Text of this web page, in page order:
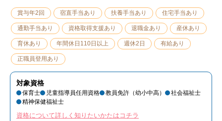
賞与年2回 宿直手当あり 扶養手当あり 住宅手当あり
通勤手当あり 資格取得支援あり 退職金あり 産休あり
育休あり 年間休日110日以上 週休2日 有給あり
正職員登用あり
対象資格
保育士 児童指導員任用資格 教員免許（幼小中高）
社会福祉士
精神保健福祉士
資格について詳しく知りたいかたはコチラ